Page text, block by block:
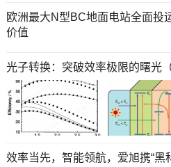
欧洲最大N型BC地面电站全面投
价值
光子转换：突破效率极限的曙光（
效率当先，智能领航，爱旭携“黑